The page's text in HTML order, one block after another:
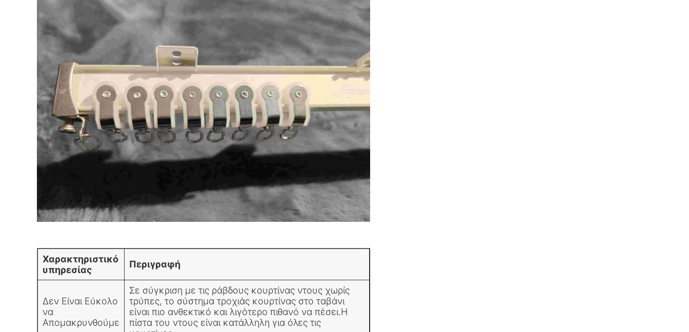
Χαρακτηριστικό
υπηρεσίας
Περιγραφή
Δεν Είναι Εύκολο
να
Απομακρυνθούμε
Σε σύγκριση με τις ράβδους κουρτίνας ντους χωρίς
τρύπες, το σύστημα τροχιάς κουρτίνας στο ταβάνι
είναι πιο ανθεκτικό και λιγότερο πιθανό να πέσει.Η
πίστα του ντους είναι κατάλληλη για όλες τις